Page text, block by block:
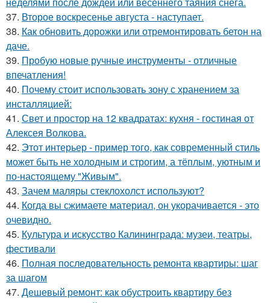
37. Второе воскресенье августа - наступает.
38. Как обновить дорожки или отремонтировать бетон на
даче.
39. Пробую новые ручные инструменты - отличные
впечатления!
40. Почему стоит использовать зону с хранением за
инсталляцией:
41. Свет и простор на 12 квадратах: кухня - гостиная от
Алексея Волкова.
42. Этот интерьер - пример того, как современный стиль
может быть не холодным и строгим, а тёплым, уютным и
по-настоящему "Живым".
43. Зачем маляры стеклохолст используют?
44. Когда вы сжимаете материал, он укорачивается - это
очевидно.
45. Культура и искусство Калининграда: музеи, театры,
фестивали
46. Полная последовательность ремонта квартиры: шаг
за шагом
47. Дешевый ремонт: как обустроить квартиру без